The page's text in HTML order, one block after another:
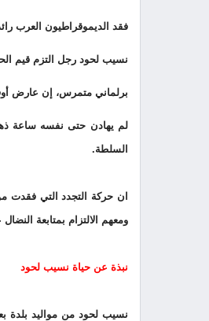
فقد الديموقراطيون العرب
نسيب لحود رجل التزم قيم
برلماني متمرس، إن عارض
لم يهادن حتى نفسه ساعة
السلطة.
ان حركة التجدد التي فقدت
ومعهم الالتزام بمتابعة
نبذة عن حياة نسيب لحود